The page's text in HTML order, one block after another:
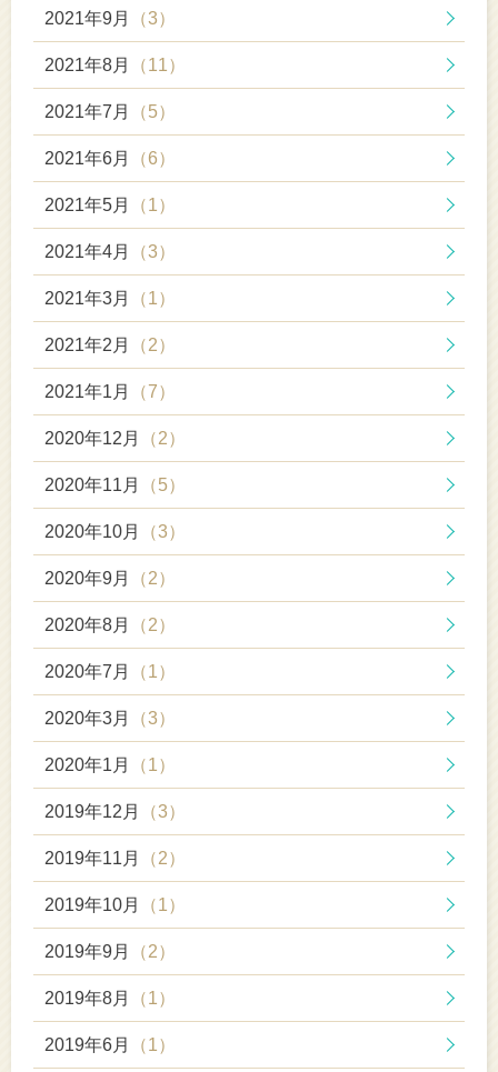
2021年9月 （3）
2021年8月 （11）
2021年7月 （5）
2021年6月 （6）
2021年5月 （1）
2021年4月 （3）
2021年3月 （1）
2021年2月 （2）
2021年1月 （7）
2020年12月 （2）
2020年11月 （5）
2020年10月 （3）
2020年9月 （2）
2020年8月 （2）
2020年7月 （1）
2020年3月 （3）
2020年1月 （1）
2019年12月 （3）
2019年11月 （2）
2019年10月 （1）
2019年9月 （2）
2019年8月 （1）
2019年6月 （1）